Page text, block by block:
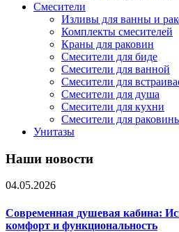
Смесители
Изливы для ванны и
Комплекты смесителей
Краны для раковин
Смесители для биде
Смесители для ванной
Смесители для
Смесители для душа
Смесители для кухни
Смесители для
Унитазы
Наши новости
04.05.2026
Современная душевая кабина:
комфорт и функциональность